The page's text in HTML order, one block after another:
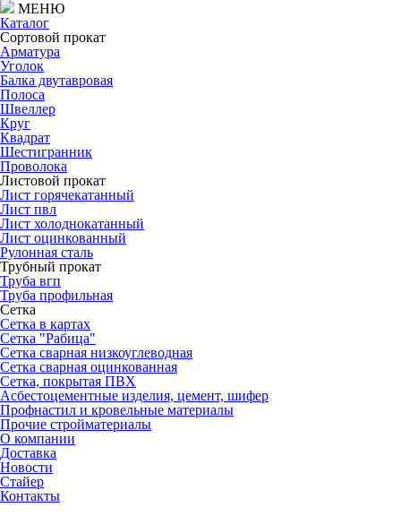
МЕНЮ
Каталог
Сортовой прокат
Арматура
Уголок
Балка двутавровая
Полоса
Швеллер
Круг
Квадрат
Шестигранник
Проволока
Листовой прокат
Лист горячекатанный
Лист пвл
Лист холоднокатанный
Лист оцинкованный
Рулонная сталь
Трубный прокат
Труба вгп
Труба профильная
Сетка
Сетка в картах
Сетка "Рабица"
Сетка сварная низкоуглеводная
Сетка сварная оцинкованная
Сетка, покрытая ПВХ
Асбестоцементные изделия, цемент, шифер
Профнастил и кровельные материалы
Прочие стройматериалы
О компании
Доставка
Новости
Стайер
Контакты